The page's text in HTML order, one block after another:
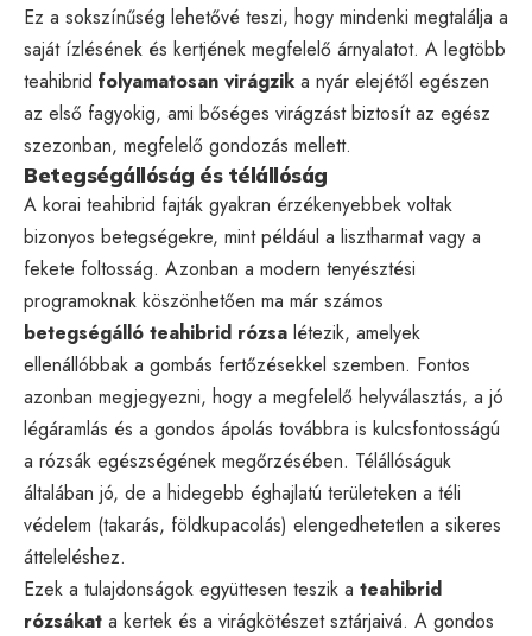
Ez a sokszínűség lehetővé teszi, hogy mindenki megtalálja a
saját ízlésének és kertjének megfelelő árnyalatot. A legtöbb
teahibrid folyamatosan virágzik a nyár elejétől egészen
az első fagyokig, ami bőséges virágzást biztosít az egész
szezonban, megfelelő gondozás mellett.
Betegségállóság és télállóság
A korai teahibrid fajták gyakran érzékenyebbek voltak
bizonyos betegségekre, mint például a lisztharmat vagy a
fekete foltosság. Azonban a modern tenyésztési
programoknak köszönhetően ma már számos
betegségálló teahibrid rózsa létezik, amelyek
ellenállóbbak a gombás fertőzésekkel szemben. Fontos
azonban megjegyezni, hogy a megfelelő helyválasztás, a jó
légáramlás és a gondos ápolás továbbra is kulcsfontosságú
a rózsák egészségének megőrzésében. Télállóságuk
általában jó, de a hidegebb éghajlatú területeken a téli
védelem (takarás, földkupacolás) elengedhetetlen a sikeres
átteleléshez.
Ezek a tulajdonságok együttesen teszik a teahibrid
rózsákat a kertek és a virágkötészet sztárjaivá. A gondos